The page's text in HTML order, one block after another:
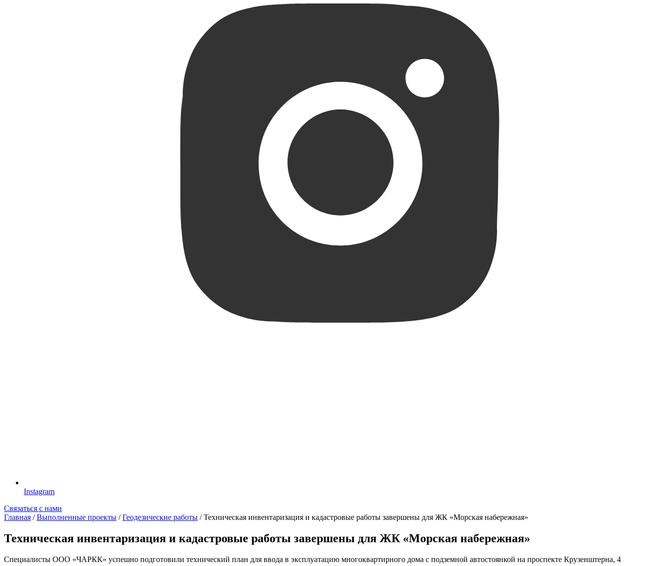
Instagram
Связаться с нами
Главная /Выполненные проекты /Геодезические работы /Техническая инвентаризация и кадастровые работы завершены для ЖК «Морская набережная»
Техническая инвентаризация и кадастровые работы завершены для ЖК «Морская набережная»
Специалисты ООО «ЧАРКК» успешно подготовили технический план для ввода в эксплуатацию многоквартирного дома с подземной автостоянкой на проспекте Крузенштерна, 4